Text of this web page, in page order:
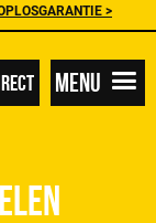
>
Menu